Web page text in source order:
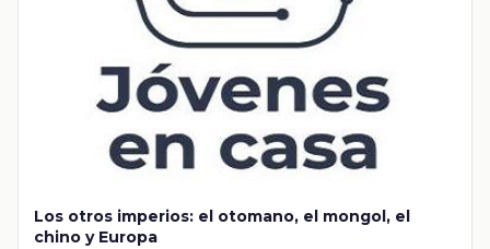
Los otros imperios: el otomano, el mongol, el
chino y Europa